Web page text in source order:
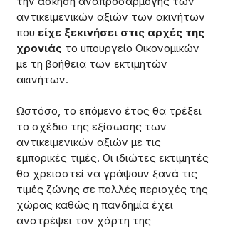
αντικειμενικών αξιών των ακινήτων
που είχε ξεκινήσει στις αρχές της
χρονιάς το υπουργείο Οικονομικών
με τη βοήθεια των εκτιμητών
ακινήτων.
Ωστόσο, το επόμενο έτος θα τρέξει
το σχέδιο της εξίσωσης των
αντικειμενικών αξιών με τις
εμπορικές τιμές. Οι ιδιώτες εκτιμητές
θα χρειαστεί να γράψουν ξανά τις
τιμές ζώνης σε πολλές περιοχές της
χώρας καθώς η πανδημία έχει
ανατρέψει τον χάρτη της